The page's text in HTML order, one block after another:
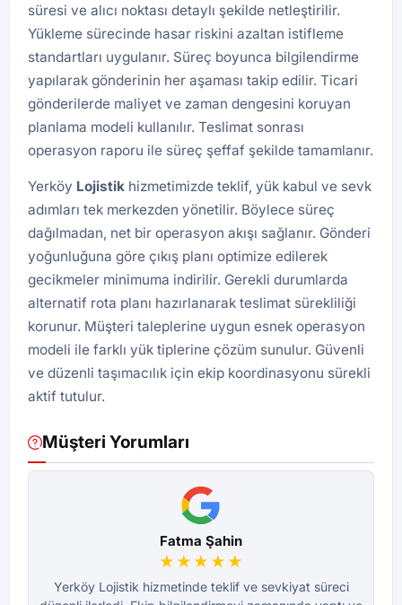
süresi ve alıcı noktası detaylı şekilde netleştirilir.
Yükleme sürecinde hasar riskini azaltan istifleme
standartları uygulanır. Süreç boyunca bilgilendirme
yapılarak gönderinin her aşaması takip edilir. Ticari
gönderilerde maliyet ve zaman dengesini koruyan
planlama modeli kullanılır. Teslimat sonrası
operasyon raporu ile süreç şeffaf şekilde tamamlanır.
Yerköy Lojistik hizmetimizde teklif, yük kabul ve sevk
adımları tek merkezden yönetilir. Böylece süreç
dağılmadan, net bir operasyon akışı sağlanır. Gönderi
yoğunluğuna göre çıkış planı optimize edilerek
gecikmeler minimuma indirilir. Gerekli durumlarda
alternatif rota planı hazırlanarak teslimat sürekliliği
korunur. Müşteri taleplerine uygun esnek operasyon
modeli ile farklı yük tiplerine çözüm sunulur. Güvenli
ve düzenli taşımacılık için ekip koordinasyonu sürekli
aktif tutulur.
Müşteri Yorumları
Fatma Şahin
★★★★★
Yerköy Lojistik hizmetinde teklif ve sevkiyat süreci